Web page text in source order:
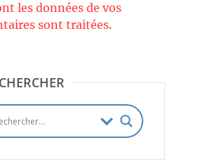
les données de vos
sont traitées.